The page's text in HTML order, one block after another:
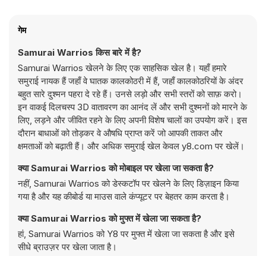
गेम
Samurai Warrios किस बारे में है?
Samurai Warrios खेलने के लिए एक साहसिक खेल है। यहाँ हमारे
समुराई नायक हैं जहाँ वे घातक कालकोठरी में हैं, जहाँ कालकोठरियों के अंदर
बहुत सारे दुश्मन पहरा दे रहे हैं। उनसे लड़ो और सभी स्तरों को साफ़ करो।
इन वाकई दिलचस्प 3D वातावरण का आनंद लें और सभी दुश्मनों को मारने के
लिए, लड़ने और जीवित रहने के लिए अपनी विशेष चालों का उपयोग करें। इस
दौरान बाधाओं को तोड़कर वे औषधि प्राप्त करें जो आपकी ताकत और
क्षमताओं को बढ़ाती हैं। और अधिक समुराई खेल केवल y8.com पर खेलें।
क्या Samurai Warrios को मोबाइल पर खेला जा सकता है?
नहीं, Samurai Warrios को डेस्कटॉप पर खेलने के लिए डिज़ाइन किया
गया है और यह कीबोर्ड या माउस वाले कंप्यूटर पर बेहतर काम करता है।
क्या Samurai Warrios को मुफ्त में खेला जा सकता है?
हां, Samurai Warrios को Y8 पर मुफ्त में खेला जा सकता है और इसे
सीधे ब्राउज़र पर खेला जाता है।